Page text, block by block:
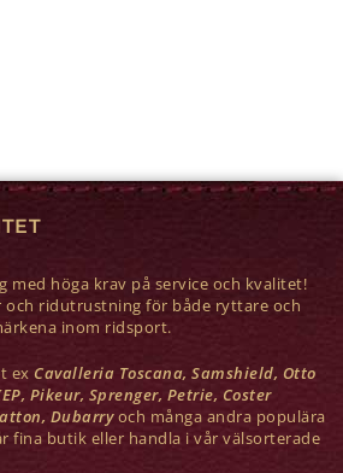
med höga krav på service och kvalitet!
ridutrustning för både ryttare och
inom ridsport.
ex Cavalleria Toscana, Samshield, Otto
Pikeur, Sprenger, Petrie, Coster
Dubarryoch många andra populära
fina butik eller handla i vår välsorterade